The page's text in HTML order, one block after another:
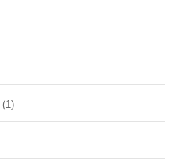
(1)